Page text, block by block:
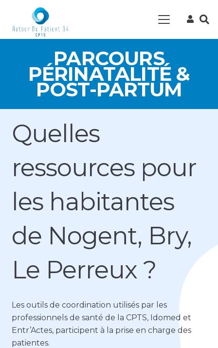
PARCOURS
PÉRINATALITÉ &
POST-PARTUM
Quelles
ressources pour
les habitantes
de Nogent, Bry,
Le Perreux ?
Les outils de coordination utilisés par les
professionnels de santé de la CPTS, Idomed et
Entr’Actes, participent à la prise en charge des
patientes.